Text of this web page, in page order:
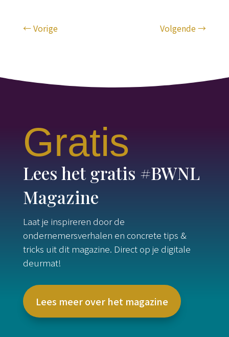
←Vorige Volgende→
Gratis
Lees het gratis #BWNL
Magazine
Laat je inspireren door de
ondernemersverhalen en concrete tips &
tricks uit dit magazine. Direct op je digitale
deurmat!
Lees meer over het magazine